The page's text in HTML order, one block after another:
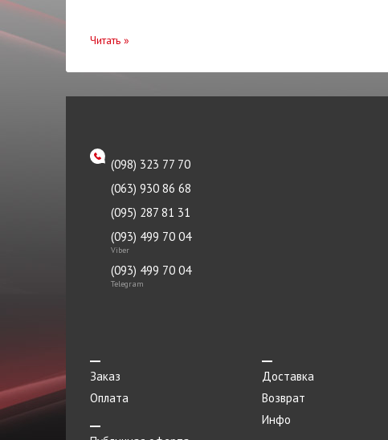
Сайлентблок
Стабилизатор передний
Стекло
Термостат
Фильтр воздушный
Фильтр масляный
Читать »
(098) 323 77 70
(063) 930 86 68
(095) 287 81 31
(093) 499 70 04
Viber
(093) 499 70 04
Telegram
Заказ
Оплата
Доставка
Возврат
Инфо